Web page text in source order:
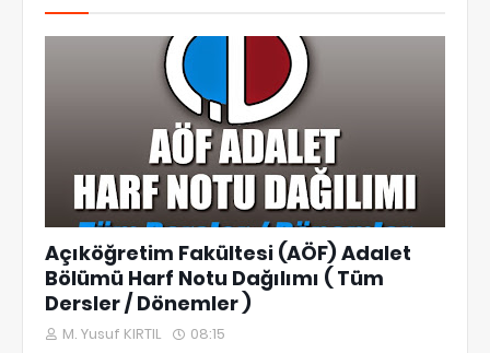
Açıköğretim Fakültesi (AÖF) Adalet
Bölümü Harf Notu Dağılımı ( Tüm
Dersler / Dönemler )
M. Yusuf KIRTIL 08:15